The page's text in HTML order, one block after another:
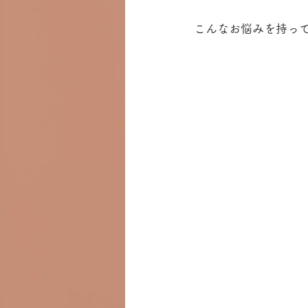
こんなお悩みを持っ